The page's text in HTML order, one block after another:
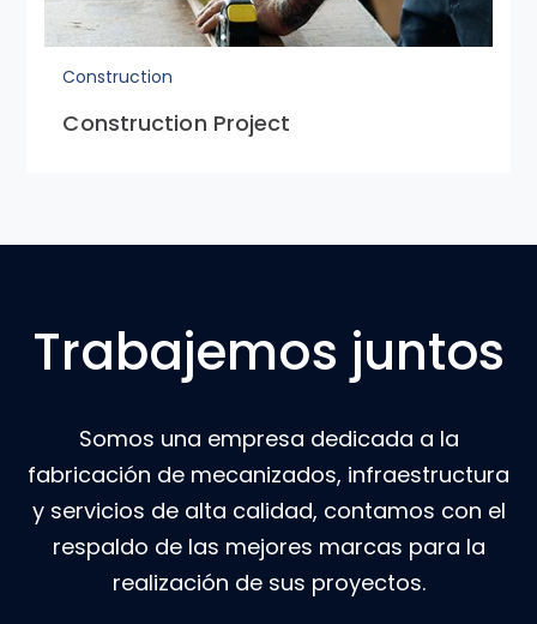
Construction
Construction Project
Trabajemos juntos
Somos una empresa dedicada a la
fabricación de mecanizados, infraestructura
y servicios de alta calidad, contamos con el
respaldo de las mejores marcas para la
realización de sus proyectos.